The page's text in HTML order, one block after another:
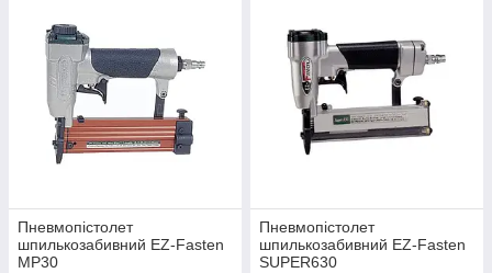
Пневмопістолет
шпилькозабивний EZ-Fasten
MP30
Пневмопістолет
шпилькозабивний EZ-Fasten
SUPER630